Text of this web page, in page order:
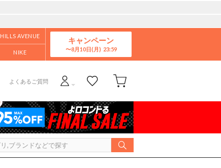
HILLS AVENUE
NIKE
キャンペーン
8月10日(月)
よくあるご質問